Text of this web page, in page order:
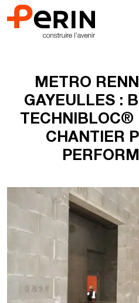
Aller
au
METRO
GAYEULLES :
TECHNIBLOC®
CHANTIER